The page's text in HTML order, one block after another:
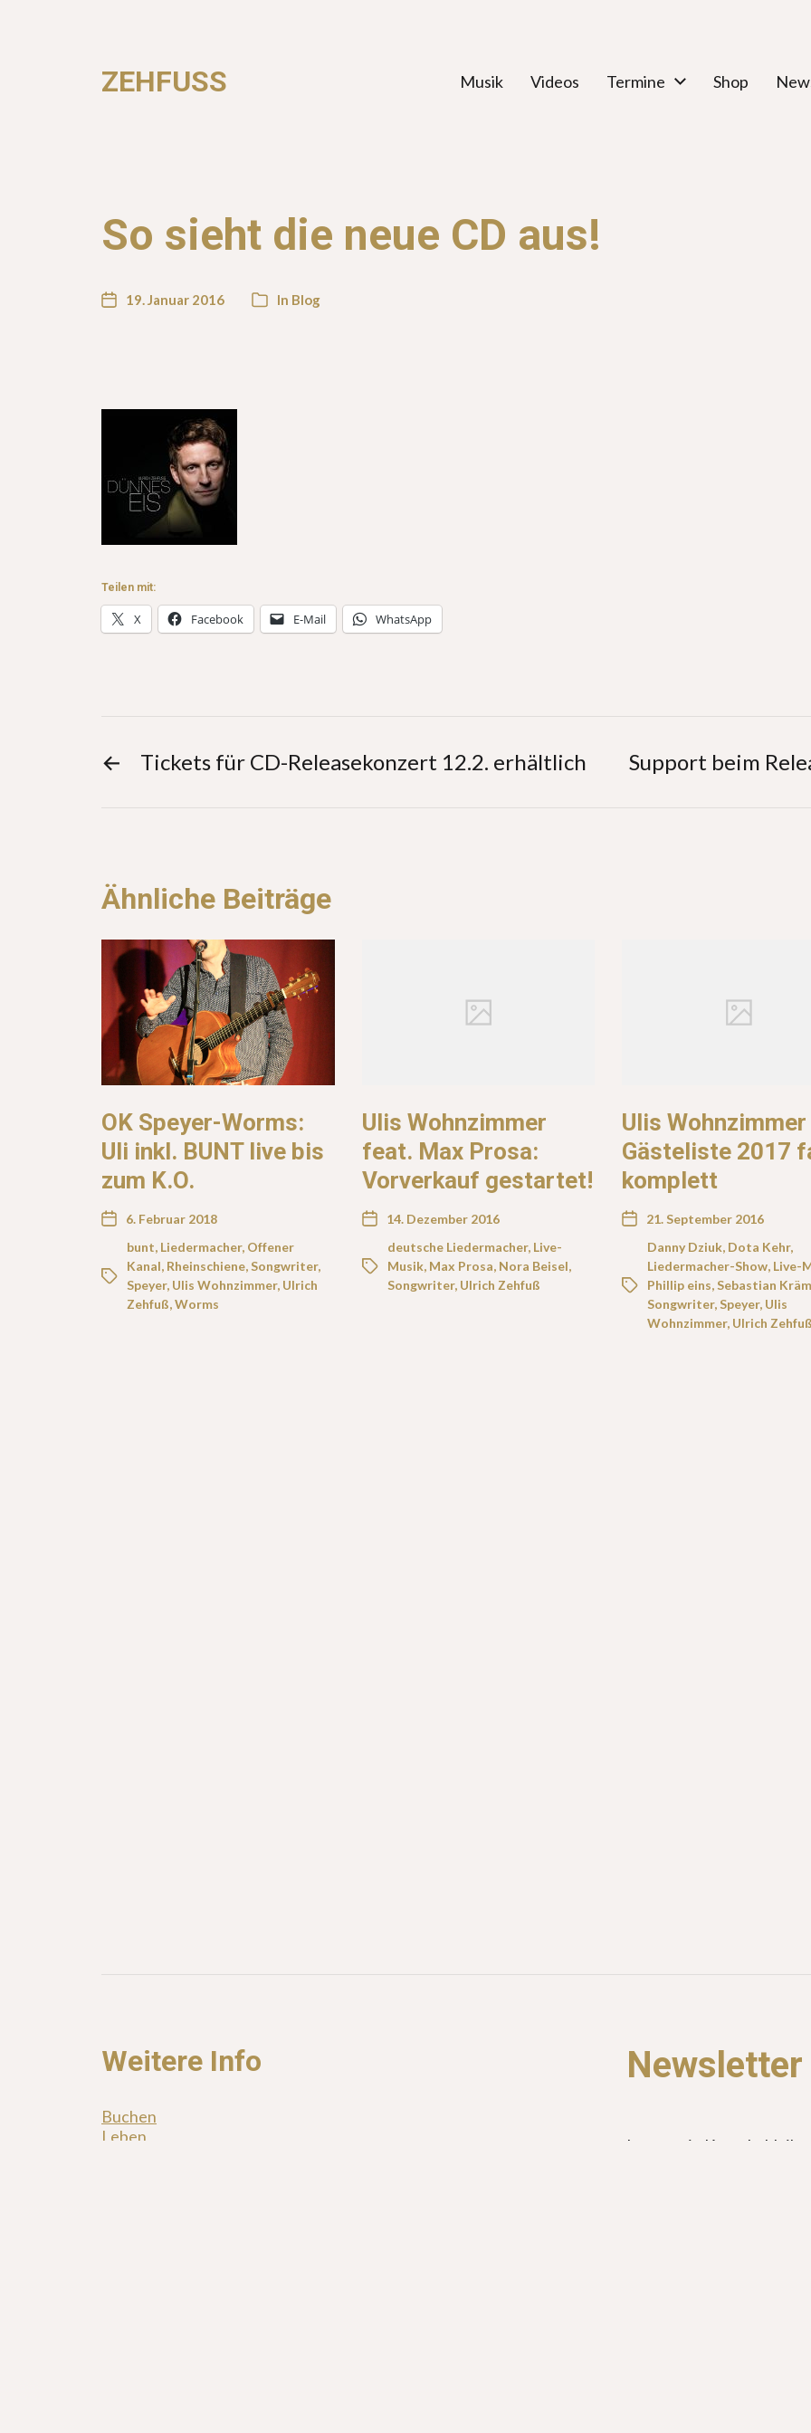
ZEHFUSS Musik Videos Termine Shop
So sieht die neue CD aus!
19. Januar 2016 In Blog
Teilen mit:
X Facebook E-Mail WhatsApp
← Tickets für CD-Releasekonzert 12.2. erhältlich Support beim
Ähnliche Beiträge
OK Speyer-Worms:
Uli inkl. BUNT live bis
zum K.O.
6. Februar 2018
bunt, Liedermacher, Offener
Kanal, Rheinschiene,Songwriter,
Speyer, Ulis Wohnzimmer, Ulrich
Zehfuß,Worms
Ulis Wohnzimmer
feat. Max Prosa:
Vorverkauf gestartet!
14. Dezember 2016
deutsche Liedermacher, Live-
Musik, Max Prosa, Nora Beisel,
Songwriter, Ulrich Zehfuß
Ulis Wohnzimmer
Gästeliste 2017
komplett
21. September 2016
Danny Dziuk, Dota Kehr,
Liedermacher-Show, Live-
Phillip eins,Sebastian
Songwriter,Speyer, Ulis
Wohnzimmer, Ulrich Zehfuß
Weitere Info
Buchen
Leben
Newsletter
Lass uns in Kontakt